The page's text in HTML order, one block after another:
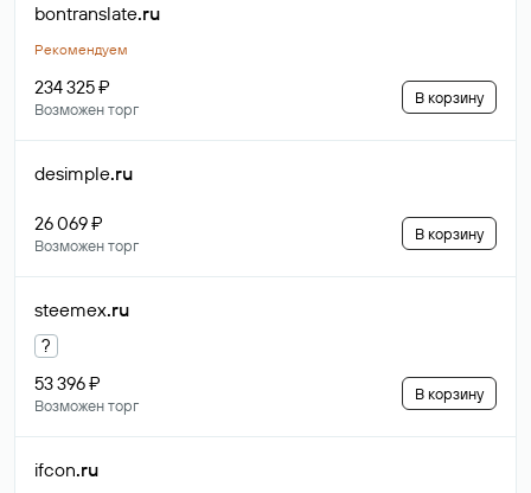
bontranslate.ru
Рекомендуем
234 325 ₽
Возможен торг
В корзину
desimple.ru
26 069 ₽
Возможен торг
В корзину
steemex.ru
?
53 396 ₽
Возможен торг
В корзину
ifcon.ru